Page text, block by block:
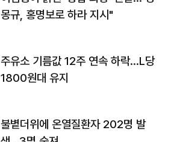
몽규, 홍명보로 하라 지시"
주유소 기름값 12주 연속 하락…L당
1800원대 유지
불볕더위에 온열질환자 202명 발